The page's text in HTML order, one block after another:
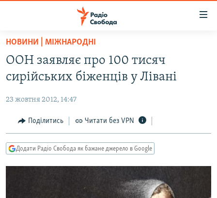
Перейти
основного
матеріалу
Перейти
до
навігації
Перейти
до
СТАТТІ
ПОЛІТИКА
ЕКОНОМІКА
КУЛЬТУРА
ВІЙНА
РОСІЙСЬКА «ФІЛЬТРАЦІЯ»
КРИМ.РЕАЛІЇ
НОВИНИ | МІЖНАРОДНІ
ООН заявляє про 100 тисяч
сирійських біженців у Лівані
23 жовтня 2012, 14:47
Поділитись Читати без VPN
Додати Радіо Свобода як бажане джерело в Google